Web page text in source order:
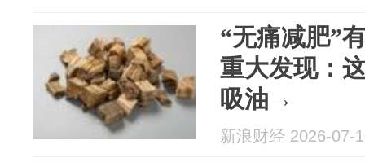
“无痛减肥”
重大发现：
吸油→
新浪财经 2026-07-